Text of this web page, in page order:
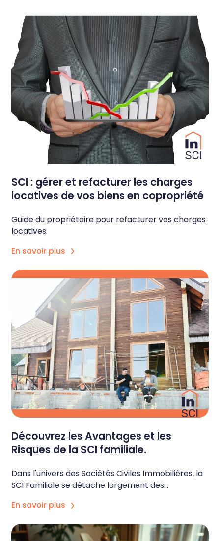
SCI : gérer et refacturer les charges
locatives de vos biens en copropriété
Guide du propriétaire pour refacturer vos charges
locatives.
En savoir plus
Découvrez les Avantages et les
Risques de la SCI familiale.
Dans l'univers des Sociétés Civiles Immobilières, la
SCI Familiale se détache largement des...
En savoir plus